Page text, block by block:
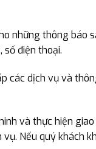
những thông báo
điện thoại.
các dịch vụ và
và thực hiện
Nếu quý khách